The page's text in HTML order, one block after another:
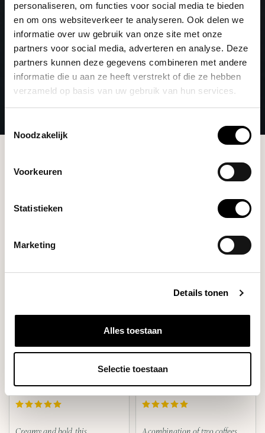
personaliseren, om functies voor social media te bieden
en om ons websiteverkeer te analyseren. Ook delen we
informatie over uw gebruik van onze site met onze
partners voor social media, adverteren en analyse. Deze
partners kunnen deze gegevens combineren met andere
informatie die u aan ze heeft verstrekt of die ze hebben
verzameld op basis van uw gebruik van hun services.
Noodzakelijk
Voorkeuren
Statistieken
Marketing
Details tonen
Alles toestaan
Selectie toestaan
ESPRESSO NO.2 ESPRESSO NO.1